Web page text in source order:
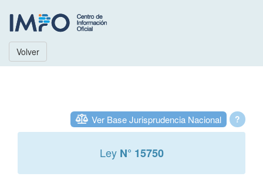
Volver
?
Ver Base Jurisprudencia Nacional
Ley N° 15750